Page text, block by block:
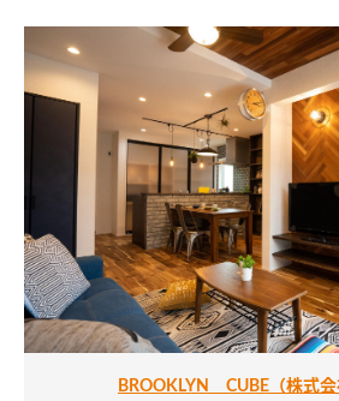
BROOKLYN CUBE（株式